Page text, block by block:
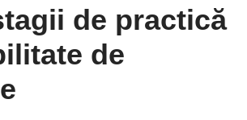
de practică
de